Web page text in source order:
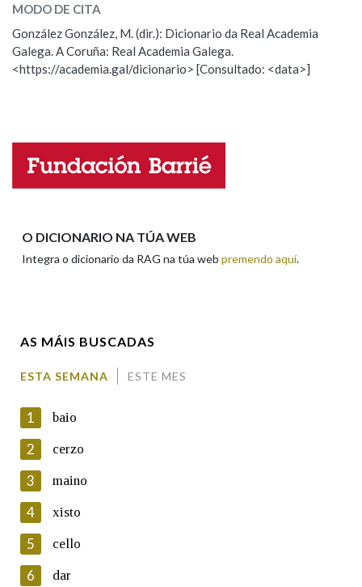
Marcas gramaticais
Pertence a
LIMPAR
ESCOLLE UNHA OPCIÓN:
Observación Hai un erro na palabra
Propoño mellorar a definición
Nome
En cumprimento da normativa vixente en materia de
Protección de Datos de Carácter Persoal, a Real Academia
Galega informa a aqueles usuarios que faciliten o seu correo
electrónico, así como calquera outra información de carácter
persoal, que estes datos serán obxecto de tratamento
automatizado de carácter confidencial e incorporados aos seus
ficheiros informáticos. Así mesmo, os usuarios poderán exercer o
MODO DE CITA
González González, M. (dir.): Dicionario da Real Academia
Galega. A Coruña: Real Academia Galega.
<https://academia.gal/dicionario> [Consultado: <data>]
O DICIONARIO NA TÚA WEB
Integra o dicionario da RAG na túa web premendo aquí.
AS MÁIS BUSCADAS
ESTA SEMANA ESTE MES
1 baio
2 cerzo
3 maino
4 xisto
5 cello
6 dar